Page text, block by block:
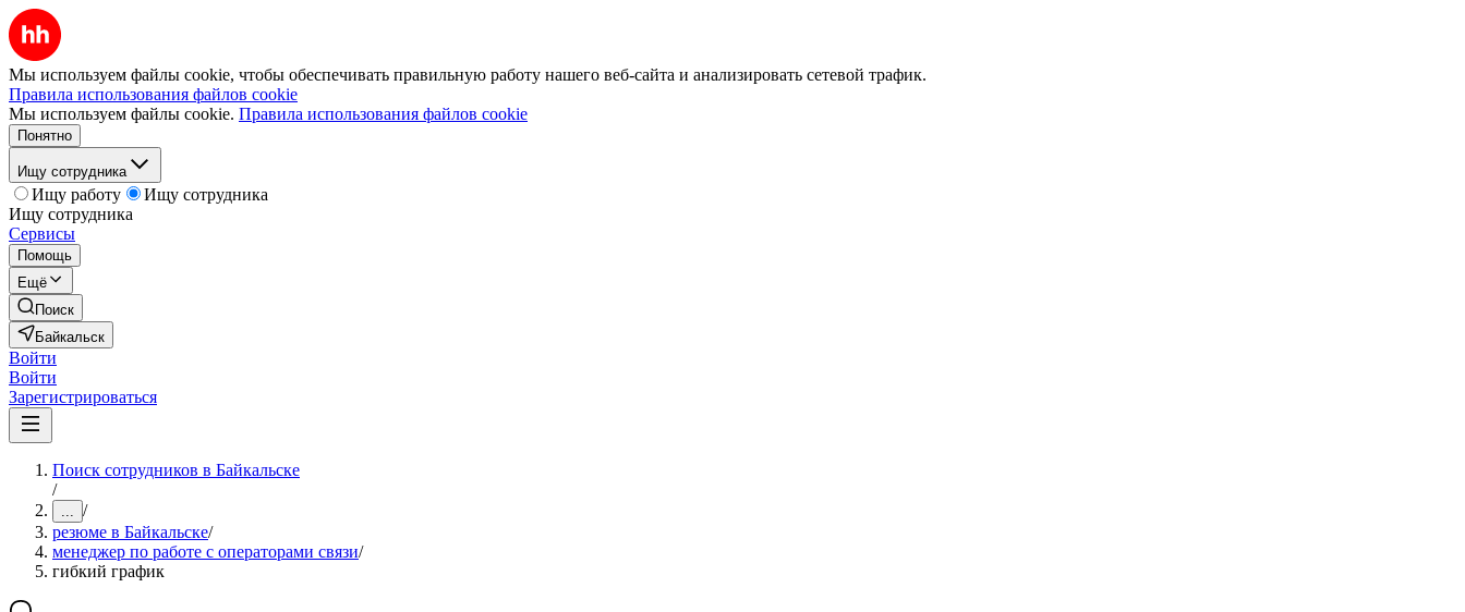
Мы используем файлы cookie, чтобы обеспечивать правильную работу нашего веб-сайта и анализировать сетевой трафик.
Правила использования файлов cookie
Мы используем файлы cookie. Правила использования файлов cookie
Понятно
Ищу сотрудника
Ищу работу
Ищу сотрудника
Ищу сотрудника
Сервисы
Помощь
Ещё
Поиск
Байкальск
Войти
Войти
Зарегистрироваться
Поиск сотрудников в Байкальске
/
... /
резюме в Байкальске/
менеджер по работе с операторами связи/
гибкий график